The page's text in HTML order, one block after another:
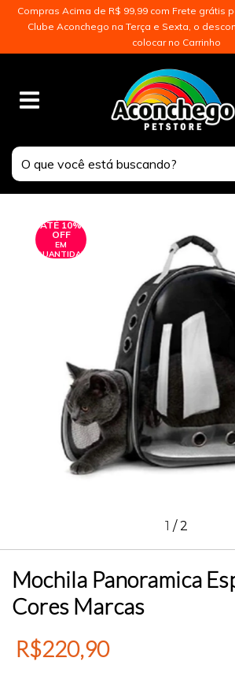
Compras Acima de R$ 99,99 com Frete grátis
Clube Aconchego na Terça e Sexta, o
colocar no Carrinho
ATÉ 10%
OFF
EM
QUANTIDADE
1 /2
Mochila Panoramica
Cores Marcas
R$220,90